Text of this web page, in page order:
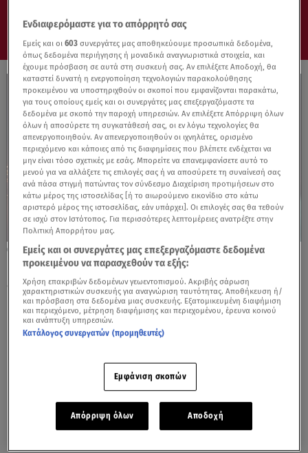
26.03.25, 09:43
Renault Estafette, Goelette και Trafic: Η νέα
εποχή
Ενδιαφερόμαστε για το απόρρητό σας
Εμείς και οι603 συνεργάτες μας αποθηκεύουμε προσωπικά δεδομένα,
όπως δεδομένα περιήγησης ή μοναδικά αναγνωριστικά στοιχεία, και
έχουμε πρόσβαση σε αυτά στη συσκευή σας. Αν επιλέξετε Αποδοχή, θα
καταστεί δυνατή η ενεργοποίηση τεχνολογιών παρακολούθησης
προκειμένου να υποστηριχθούν οι σκοποί που εμφανίζονται παρακάτω,
για τους οποίους εμείς και οι συνεργάτες μας επεξεργαζόμαστε τα
δεδομένα με σκοπό την παροχή υπηρεσιών. Αν επιλέξετε Απόρριψη όλων
όλων ή αποσύρετε τη συγκατάθεσή σας, οι εν λόγω τεχνολογίες θα
απενεργοποιηθούν. Αν απενεργοποιηθούν οι ιχνηλάτες, ορισμένο
περιεχόμενο και κάποιες από τις διαφημίσεις που βλέπετε ενδέχεται να
μην είναι τόσο σχετικές με εσάς. Μπορείτε να επανεμφανίσετε αυτό το
μενού για να αλλάξετε τις επιλογές σας ή να αποσύρετε τη συναίνεσή σας
ανά πάσα στιγμή πατώντας τον σύνδεσμο Διαχείριση προτιμήσεων στο
κάτω μέρος της ιστοσελίδας [ή το αιωρούμενο εικονίδιο στο κάτω
αριστερό μέρος της ιστοσελίδας, εάν υπάρχει]. Οι επιλογές σας θα τεθούν
σε ισχύ στον Ιστότοπος. Για περισσότερες λεπτομέρειες ανατρέξτε στην
Πολιτική Απορρήτου μας.
Εμείς και οι συνεργάτες μας επεξεργαζόμαστε δεδομένα
προκειμένου να παρασχεθούν τα εξής:
Χρήση επακριβών δεδομένων γεωεντοπισμού. Ακριβής σάρωση
χαρακτηριστικών συσκευής για αναγνώριση ταυτότητας. Αποθήκευση ή/
και πρόσβαση στα δεδομένα μιας συσκευής. Εξατομικευμένη διαφήμιση
και περιεχόμενο, μέτρηση διαφήμισης και περιεχομένου, έρευνα κοινού
και ανάπτυξη υπηρεσιών.
Κατάλογος συνεργατών (προμηθευτές)
Εμφάνιση σκοπών
Απόρριψη όλων Αποδοχή